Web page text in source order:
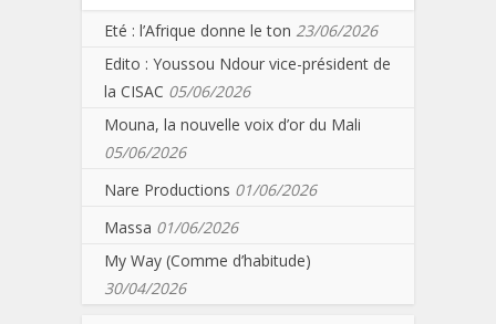
Eté : l’Afrique donne le ton 23/06/2026
Edito : Youssou Ndour vice-président de
la CISAC 05/06/2026
Mouna, la nouvelle voix d’or du Mali
05/06/2026
Nare Productions 01/06/2026
Massa 01/06/2026
My Way (Comme d’habitude)
30/04/2026